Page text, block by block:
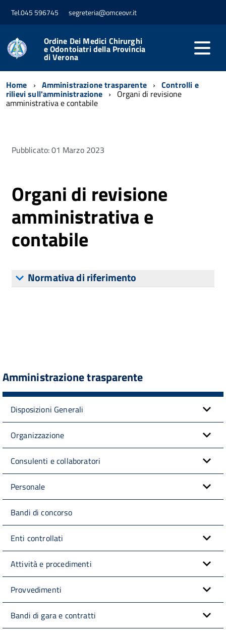
Tel.045 596745 segreteria@omceovr.it
Ordine Dei Medici Chirurghi
e Odontoiatri della Provincia
di Verona
Home Amministrazione trasparente Controlli e
rilievi sull'amministrazione Organi di revisione
amministrativa e contabile
Pubblicato: 01 Marzo 2023
Organi di revisione
amministrativa e
contabile
Normativa di riferimento
Amministrazione trasparente
Disposizioni Generali
Organizzazione
Consulenti e collaboratori
Personale
Bandi di concorso
Enti controllati
Attività e procedimenti
Provvedimenti
Bandi di gara e contratti